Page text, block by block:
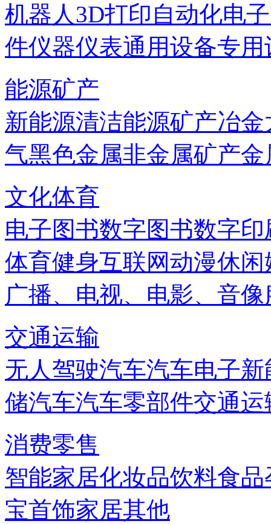
机器人3D打印自动化电
件仪器仪表通用设备专用
能源矿产
新能源清洁能源矿产冶金
气黑色金属非金属矿产金
文化体育
电子图书数字图书数字印
体育健身互联网动漫休闲
广播、电视、电影、音像
交通运输
无人驾驶汽车汽车电子新
储汽车汽车零部件交通
消费零售
智能家居化妆品饮料食品
宝首饰家居其他